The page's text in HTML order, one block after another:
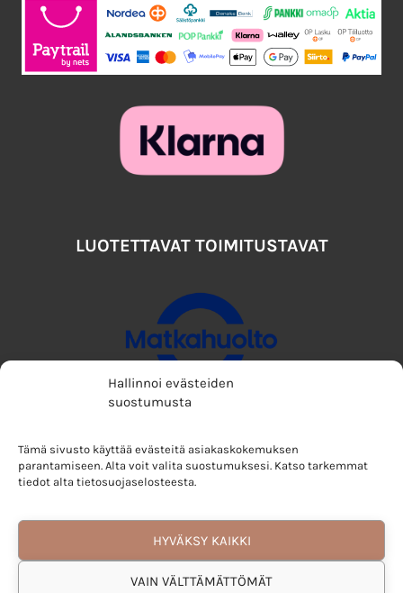
Hallinnoi evästeiden
suostumusta
Tämä sivusto käyttää evästeitä asiakaskokemuksen
parantamiseen. Alta voit valita suostumuksesi. Katso tarkemmat
tiedot alta tietosuojaselosteesta.
HYVÄKSY KAIKKI
VAIN VÄLTTÄMÄTTÖMÄT
LUOTETTAVAT TOIMITUSTAVAT